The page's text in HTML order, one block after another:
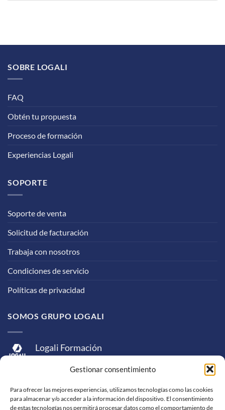
Gestionar consentimiento
Para ofrecer las mejores experiencias, utilizamos tecnologías como las cookies
para almacenar y/o acceder a la información del dispositivo. El consentimiento
de estas tecnologías nos permitirá procesar datos como el comportamiento de
SOBRE LOGALI
FAQ
Obtén tu propuesta
Proceso de formación
Experiencias Logali
SOPORTE
Soporte de venta
Solicitud de facturación
Trabaja con nosotros
Condiciones de servicio
Políticas de privacidad
SOMOS GRUPO LOGALI
Logali Formación
Logali Consultoría
Logali Ingeniería